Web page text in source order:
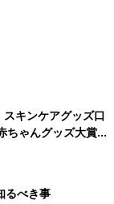
年1月から令和
ていて、時には
感のあるベ
キンケアグッズ口
ちゃんグッズ大賞
るべき事